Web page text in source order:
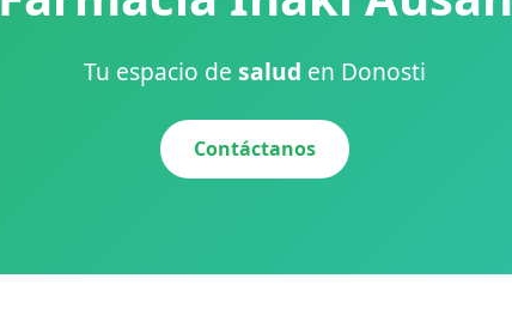
Tu espacio de salud en Donosti
Contáctanos